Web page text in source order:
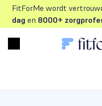
FitForMe wordt
dag en 8000+